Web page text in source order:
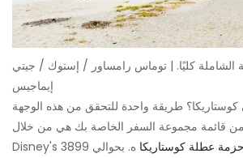
كليًا. | توماس رامساور / إستوك / جيتي
إيماجيس
طريقة واحدة للتحقق من هذه الوجهة
من قائمة مجموعة السفر الخاصة بك هي من خلال Adventures by
حزمة عطلة كوستاريكا
ه. بحوالي 3899